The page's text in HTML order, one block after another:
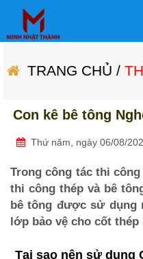
TRANG CHỦ /
Con kê bê tông
Thứ năm, ngày 06/08/
Trong công tác thi
thi công thép và bê
bê tông được sử dụng
lớp bảo vệ cho cốt thép
Tại sao nên sử dụng